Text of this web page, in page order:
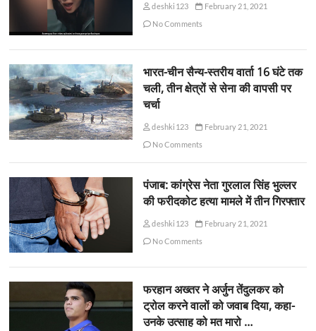
deshki123
February 21, 2021
No Comments
भारत-चीन सैन्य-स्तरीय वार्ता 16 घंटे तक
चली, तीन क्षेत्रों से सेना की वापसी पर
चर्चा
deshki123
February 21, 2021
No Comments
पंजाब: कांग्रेस नेता गुरलाल सिंह भुल्लर
की फरीदकोट हत्या मामले में तीन गिरफ्तार
deshki123
February 21, 2021
No Comments
फरहान अख्तर ने अर्जुन तेंदुलकर को
ट्रोल करने वालों को जवाब दिया, कहा-
उनके उत्साह को मत मारो …